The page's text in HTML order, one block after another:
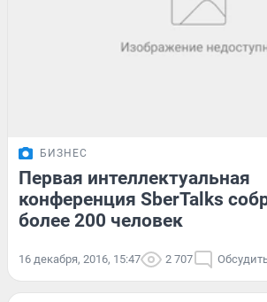
БИЗНЕС
Первая интеллектуальная
конференция SberTalks
более 200 человек
16 декабря, 2016, 15:47 2 707